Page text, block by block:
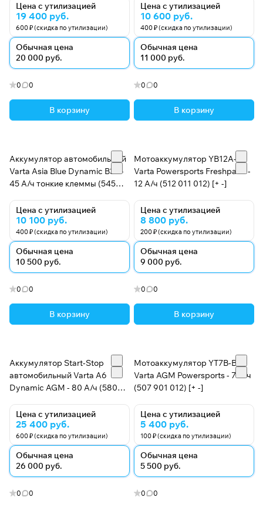
Цена с утилизацией
19 400 руб.
600 ₽ (скидка по утилизации)
Обычная цена
20 000 руб.
0 0
В корзину
Цена с утилизацией
10 600 руб.
400 ₽ (скидка по утилизации)
Обычная цена
11 000 руб.
0 0
В корзину
Аккумулятор автомобильный
Varta Asia Blue Dynamic B33 -
45 А/ч тонкие клеммы (545
Цена с утилизацией
10 100 руб.
400 ₽ (скидка по утилизации)
Обычная цена
10 500 руб.
0 0
В корзину
Мотоаккумулятор YB12A-A
Varta Powersports Freshpack -
12 А/ч (512 011 012) [+ -]
Цена с утилизацией
8 800 руб.
200 ₽ (скидка по утилизации)
Обычная цена
9 000 руб.
0 0
В корзину
Аккумулятор Start-Stop
автомобильный Varta A6
Dynamic AGM - 80 А/ч (580
Цена с утилизацией
25 400 руб.
600 ₽ (скидка по утилизации)
Обычная цена
26 000 руб.
0 0
Мотоаккумулятор YT7B-BS
Varta AGM Powersports - 7 А/ч
(507 901 012) [+ -]
Цена с утилизацией
5 400 руб.
100 ₽ (скидка по утилизации)
Обычная цена
5 500 руб.
0 0